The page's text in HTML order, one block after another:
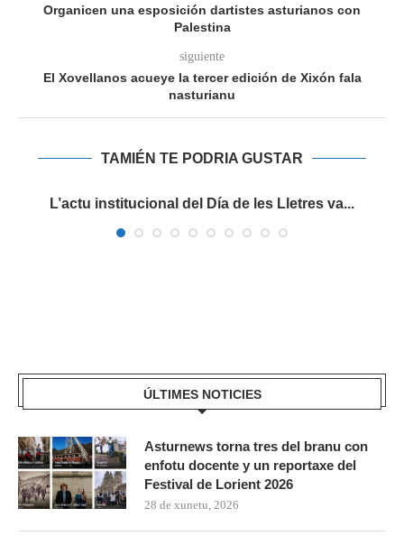
Organicen una esposición dartistes asturianos con
Palestina
siguiente
El Xovellanos acueye la tercer edición de Xixón fala
nasturianu
TAMIÉN TE PODRIA GUSTAR
L’actu institucional del Día de les Lletres va...
ÚLTIMES NOTICIES
Asturnews torna tres del branu con
enfotu docente y un reportaxe del
Festival de Lorient 2026
28 de xunetu, 2026